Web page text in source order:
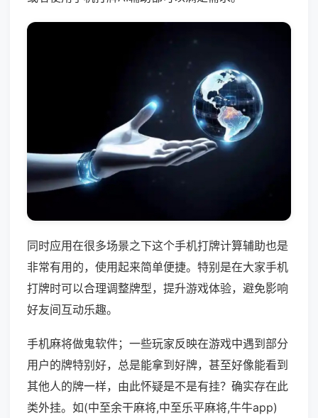
同时应用在很多场景之下这个手机打牌计算辅助也是
非常有用的，使用起来简单便捷。特别是在大家手机
打牌时可以合理调整牌型，提升游戏体验，避免影响
好友间互动乐趣。
手机麻将做鬼软件；一些玩家反映在游戏中遇到部分
用户的牌特别好，总是能拿到好牌，甚至好像能看到
其他人的牌一样，由此怀疑是不是有挂？确实存在此
类外挂。如(中至余干麻将,中至乐平麻将,牛牛app)